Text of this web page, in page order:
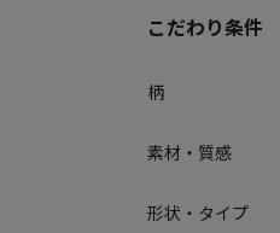
こだわり条件
柄
素材・質感
形状・タイプ